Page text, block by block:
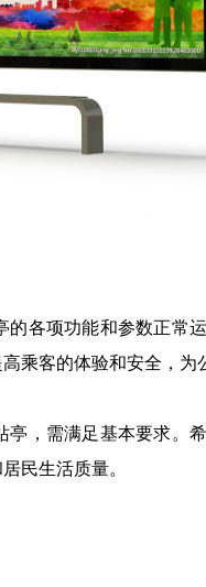
各项功能和参数正常
乘客的体验和安全，为
，需满足基本要求。
民生活质量。